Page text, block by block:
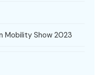
Mobility Show 2023